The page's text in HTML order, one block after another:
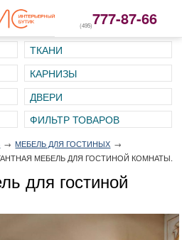
(495)777-87-66
ТКАНИ
КАРНИЗЫ
ДВЕРИ
→ МЕБЕЛЬ ДЛЯ ГОСТИНЫХ →
МЕБЕЛЬ ДЛЯ ГОСТИНОЙ КОМНАТЫ.
для гостиной